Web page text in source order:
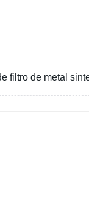
filtro de metal